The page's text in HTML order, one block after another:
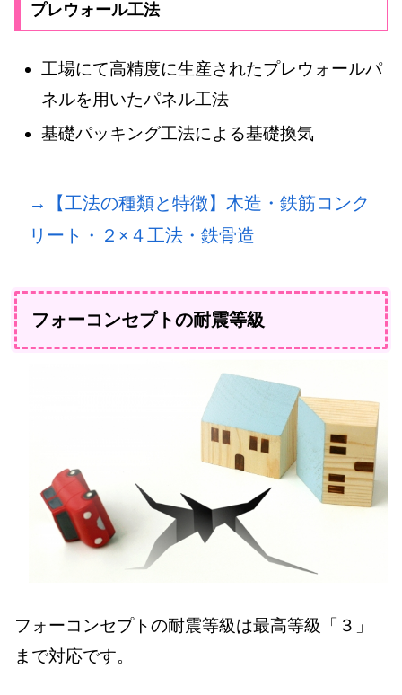
プレウォール工法
工場にて高精度に生産されたプレウォールパ
ネルを用いたパネル工法
基礎パッキング工法による基礎換気
→【工法の種類と特徴】木造・鉄筋コンク
リート・２×４工法・鉄骨造
フォーコンセプトの耐震等級
フォーコンセプトの耐震等級は最高等級「３」
まで対応です。